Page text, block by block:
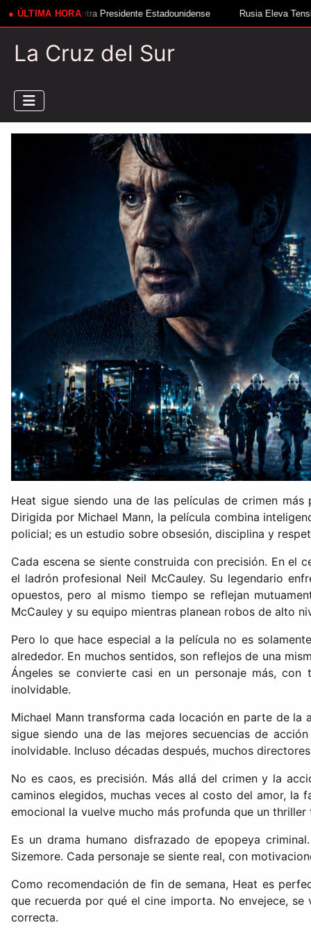
● ÚLTIMA HORA
Presidente Estadounidense Rusia Eleva Tensión Ante Nuevo
La Cruz del Sur
Heat sigue siendo una de las películas de crimen
Dirigida por Michael Mann, la película combina
policial; es un estudio sobre obsesión, disciplina y
Cada escena se siente construida con precisión. En el
el ladrón profesional Neil McCauley. Su legendario
opuestos, pero al mismo tiempo se reflejan
McCauley y su equipo mientras planean robos de alto
Pero lo que hace especial a la película no es
alrededor. En muchos sentidos, son reflejos de una
Ángeles se convierte casi en un personaje más,
inolvidable.
Michael Mann transforma cada locación en parte de
sigue siendo una de las mejores secuencias de
inolvidable. Incluso décadas después, muchos
No es caos, es precisión. Más allá del crimen y la
caminos elegidos, muchas veces al costo del amor, la
emocional la vuelve mucho más profunda que un thriller
Es un drama humano disfrazado de epopeya
Sizemore. Cada personaje se siente real, con
Como recomendación de fin de semana, Heat es
que recuerda por qué el cine importa. No envejece,
correcta.